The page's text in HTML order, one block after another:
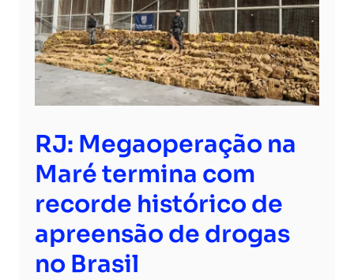
RJ: Megaoperação na
Maré termina com
recorde histórico de
apreensão de drogas
no Brasil